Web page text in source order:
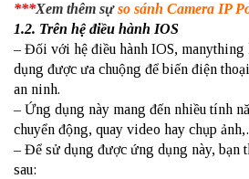
***Xem thêm sựso sánh Camera IP
1.2. Trên hệ điều hành IOS
– Đối với hệ điều hành IOS,
dụng được ưa chuộng để biến điện
an ninh.
– Ứng dụng này mang đến nhiều tính
chuyển động, quay video hay chụp
– Để sử dụng được ứng dụng này, bạn
sau: